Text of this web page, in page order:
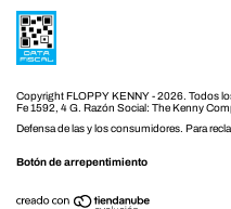
Copyright FLOPPY KENNY - 2026. Todos
Defensa de las y los consumidores. Para
Botón de arrepentimiento